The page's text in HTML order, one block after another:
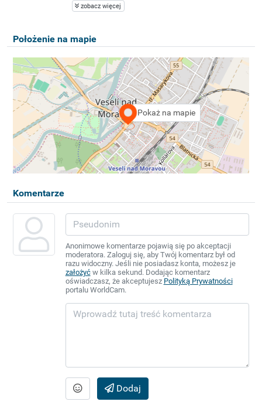
zobacz więcej
Położenie na mapie
Pokaż na mapie
Komentarze
Anonimowe komentarze pojawią się po akceptacji
moderatora. Zaloguj się, aby Twój komentarz był od
razu widoczny. Jeśli nie posiadasz konta, możesz je
założyćw kilka sekund. Dodając komentarz
oświadczasz, że akceptujesz Polityką Prywatności
portalu WorldCam.
Dodaj